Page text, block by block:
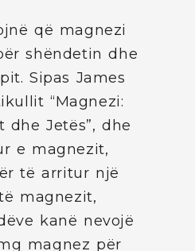
që magnezi
shëndetin dhe
Sipas James
“Magnezi:
dhe Jetës”, dhe
e magnezit,
të arritur një
magnezit,
kanë nevojë
magnez për